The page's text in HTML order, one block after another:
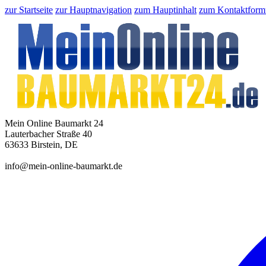
zur Startseite zur Hauptnavigation zum Hauptinhalt zum
Mein Online Baumarkt 24
Lauterbacher Straße 40
63633 Birstein, DE
info@mein-online-baumarkt.de